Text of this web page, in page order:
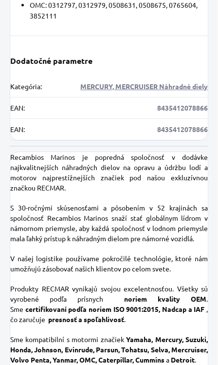
OMC: 0312797, 0312979, 0508631, 0508675, 0765604,
3852111
Dodatočné parametre
Kategória: MERCURY, MERCRUISER Náhradné diely
EAN: 8435412078866
EAN: 8435412078866
Recambios Marinos je popredná spoločnosť v dodávke
najkvalitnejších náhradných dielov na opravu a údržbu lodí a
motorov najprestížnejších značiek pod našou exkluzívnou
značkou RECMAR.
S 30-ročnými skúsenosťami a pôsobením v 52 krajinách sa
spoločnosť Recambios Marinos snaží stať globálnym lídrom v
námornom priemysle, aby každá spoločnosť v lodnom priemysle
mala ľahký prístup k náhradným dielom pre námorné vozidlá.
V našej logistike používame pokročilé technológie, ktoré nám
umožňujú zásobovať našich klientov po celom svete.
Produkty RECMAR vynikajú svojou excelentnosťou. Všetky sú
vyrobené podľa prísnych
noriem kvality OEM.
Sme certifikovaní podľa noriem ISO 9001:2015, Nadcap a IAF ,
čo zaručuje presnosť a spoľahlivosť.
Sme kompatibilní s motormi značiekYamaha, Mercury, Suzuki,
Honda, Johnson, Evinrude, Parsun, Tohatsu, Selva, Mercruiser,
Volvo Penta, Yanmar, OMC, Caterpillar, Cumminsa Detroit.